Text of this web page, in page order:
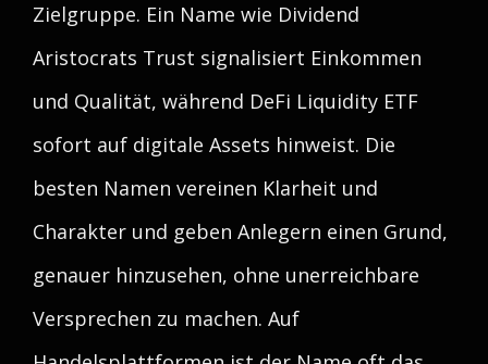
Zielgruppe. Ein Name wie Dividend
Aristocrats Trust signalisiert Einkommen
und Qualität, während DeFi Liquidity ETF
sofort auf digitale Assets hinweist. Die
besten Namen vereinen Klarheit und
Charakter und geben Anlegern einen Grund,
genauer hinzusehen, ohne unerreichbare
Versprechen zu machen. Auf